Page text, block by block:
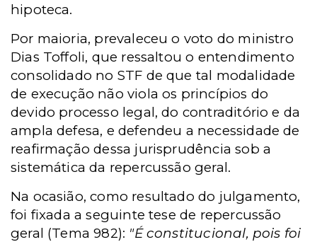
hipoteca.
Por maioria, prevaleceu o voto do ministro
Dias Toffoli, que ressaltou o entendimento
consolidado no STF de que tal modalidade
de execução não viola os princípios do
devido processo legal, do contraditório e da
ampla defesa, e defendeu a necessidade de
reafirmação dessa jurisprudência sob a
sistemática da repercussão geral.
Na ocasião, como resultado do julgamento,
foi fixada a seguinte tese de repercussão
geral (Tema 982): "É constitucional, pois foi